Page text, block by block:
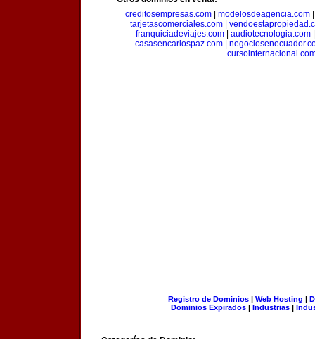
creditosempresas.com| modelosdeagencia.com
tarjetascomerciales.com|
franquiciadeviajes.com| audiotecnologia.com
casasencarlospaz.com|
Registro de Dominios| Web Hosting |
Dominios Expirados | Industrias |